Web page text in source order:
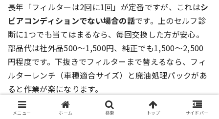
長年「フィルターは2回に1回」が定番ですが、これはシ
ビアコンディションでない場合の話です。上のセルフ診
断に1つでも当てはまるなら、毎回交換した方が安心。
部品代は社外品500〜1,500円、純正でも1,500〜2,500
円程度です。下抜きでフィルターまで替えるなら、フィ
ルターレンチ（車種適合サイズ）と廃油処理パックがあ
ると作業が楽になります。
メニュー ホーム 検索 トップ サイドバー